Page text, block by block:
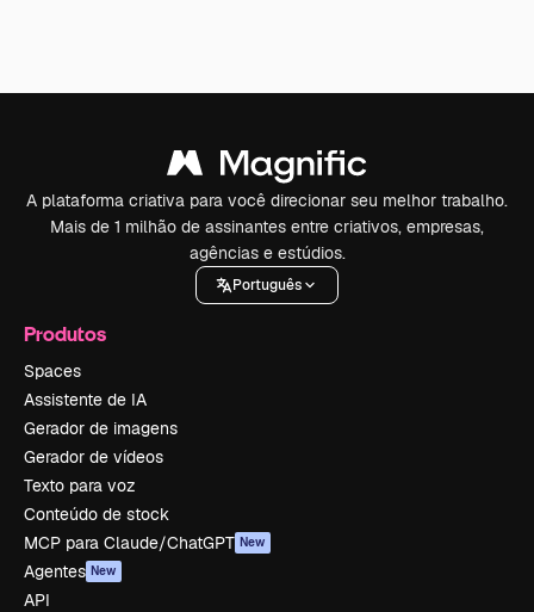
A plataforma criativa para você direcionar seu melhor trabalho.
Mais de 1 milhão de assinantes entre criativos, empresas,
agências e estúdios.
Português
Produtos
Spaces
Assistente de IA
Gerador de imagens
Gerador de vídeos
Texto para voz
Conteúdo de stock
MCP para Claude/ChatGPT New
Agentes New
API